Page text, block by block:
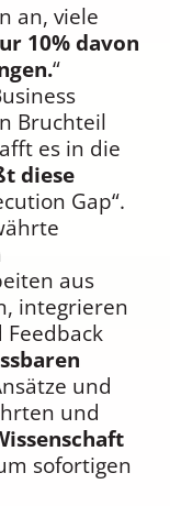
an, viele
10% davon
“
Bruchteil
es in die
diese
Gap“.
aus
integrieren
und
und
sofortigen